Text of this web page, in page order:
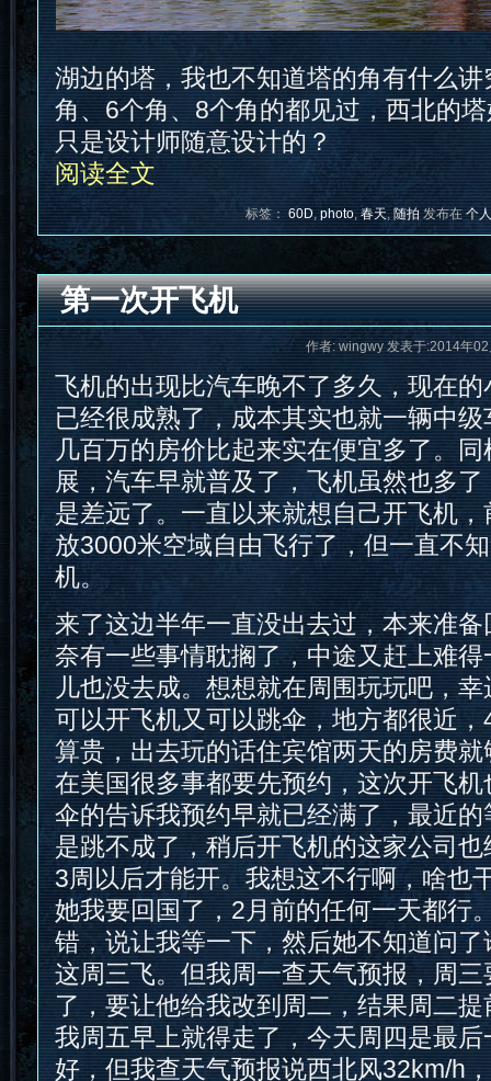
湖边的塔，我也不知道塔的角有什么
角、6个角、8个角的都见过，西北的
只是设计师随意设计的？
阅读全文
标签： 60D,photo, 春天, 随拍发布在 个
第一次开飞机
作者: wingwy 发表于:2014年
飞机的出现比汽车晚不了多久，现在
已经很成熟了，成本其实也就一辆中
几百万的房价比起来实在便宜多了。
展，汽车早就普及了，飞机虽然也多
是差远了。一直以来就想自己开飞机
放3000米空域自由飞行了，但一直不
机。
来了这边半年一直没出去过，本来准
奈有一些事情耽搁了，中途又赶上难
儿也没去成。想想就在周围玩玩吧，
可以开飞机又可以跳伞，地方都很近
算贵，出去玩的话住宾馆两天的房费
在美国很多事都要先预约，这次开飞
伞的告诉我预约早就已经满了，最近
是跳不成了，稍后开飞机的这家公司
3周以后才能开。我想这不行啊，啥也
她我要回国了，2月前的任何一天都行
错，说让我等一下，然后她不知道问
这周三飞。但我周一查天气预报，周
了，要让他给我改到周二，结果周二
我周五早上就得走了，今天周四是最
好，但我查天气预报说西北风32km/h